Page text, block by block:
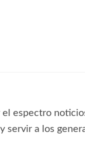
espectro
servir a los